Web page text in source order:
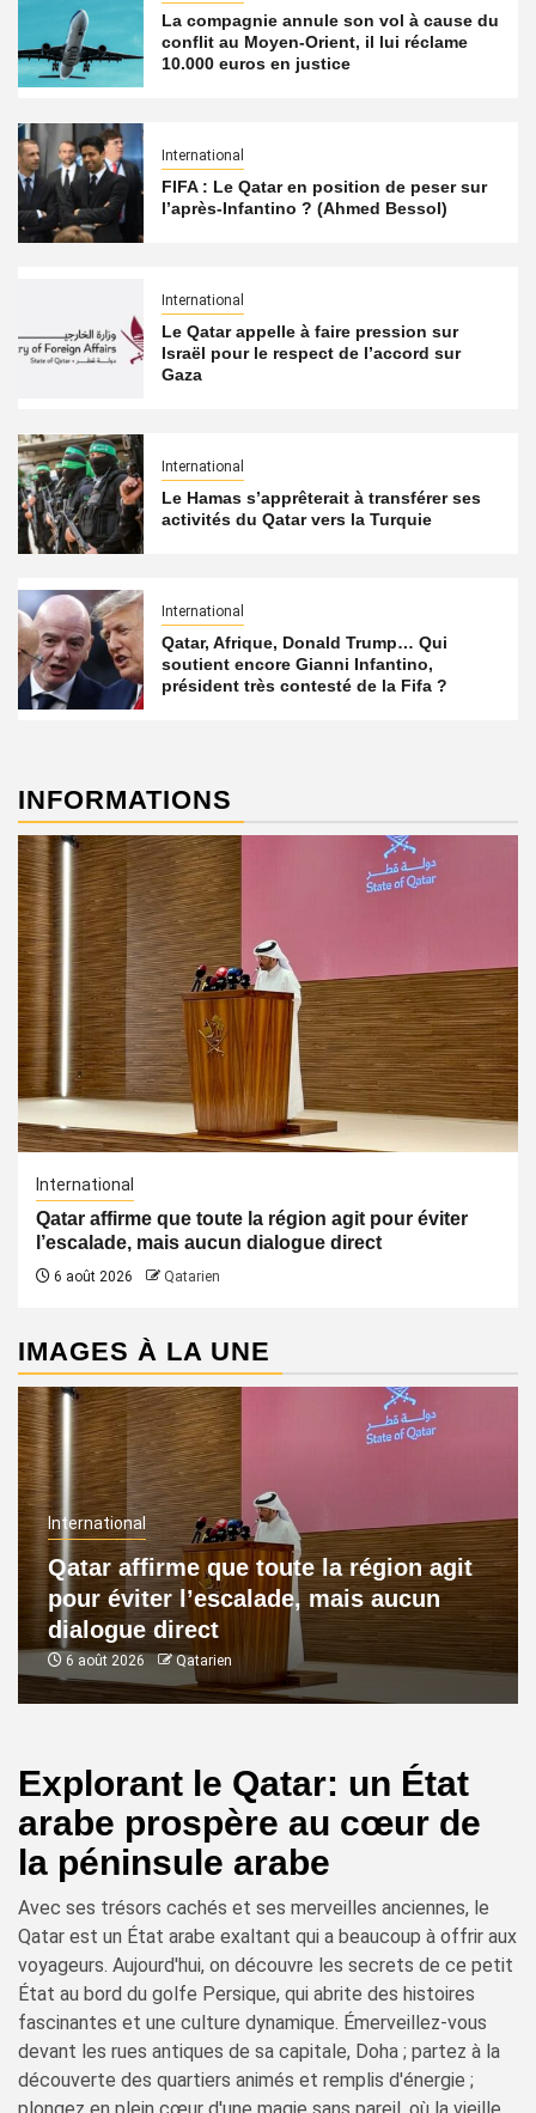
La compagnie annule son vol à cause du
conflit au Moyen-Orient, il lui réclame
10.000 euros en justice
International
FIFA : Le Qatar en position de peser sur
l’après-Infantino ? (Ahmed Bessol)
International
Le Qatar appelle à faire pression sur
Israël pour le respect de l’accord sur
Gaza
International
Le Hamas s’apprêterait à transférer ses
activités du Qatar vers la Turquie
International
Qatar, Afrique, Donald Trump… Qui
soutient encore Gianni Infantino,
président très contesté de la Fifa ?
INFORMATIONS
International
Qatar affirme que toute la région agit pour éviter
l’escalade, mais aucun dialogue direct
6 août 2026 Qatarien
IMAGES À LA UNE
International
Qatar affirme que toute la région agit
pour éviter l’escalade, mais aucun
dialogue direct
6 août 2026 Qatarien
Explorant le Qatar: un État
arabe prospère au cœur de
la péninsule arabe
Avec ses trésors cachés et ses merveilles anciennes, le
Qatar est un État arabe exaltant qui a beaucoup à offrir aux
voyageurs. Aujourd'hui, on découvre les secrets de ce petit
État au bord du golfe Persique, qui abrite des histoires
fascinantes et une culture dynamique. Émerveillez-vous
devant les rues antiques de sa capitale, Doha ; partez à la
découverte des quartiers animés et remplis d'énergie ;